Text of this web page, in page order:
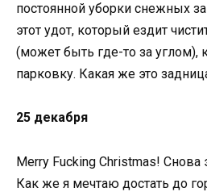
постоянной уборки снежных
этот удот, который ездит
(может быть где-то за углом),
парковку. Какая же это
25 декабря
Merry Fucking Christmas! Снова
Как же я мечтаю достать до